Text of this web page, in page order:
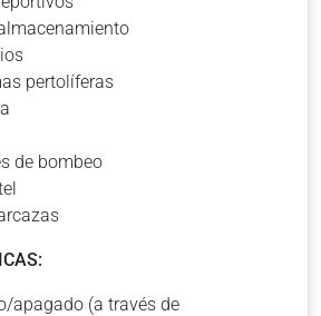
pertolíferas
de bombeo
apagado (a través de